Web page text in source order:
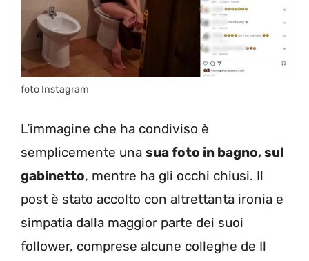
foto Instagram
L’immagine che ha condiviso è
semplicemente una sua foto in bagno, sul
gabinetto, mentre ha gli occhi chiusi. Il
post è stato accolto con altrettanta ironia e
simpatia dalla maggior parte dei suoi
follower, comprese alcune colleghe de Il